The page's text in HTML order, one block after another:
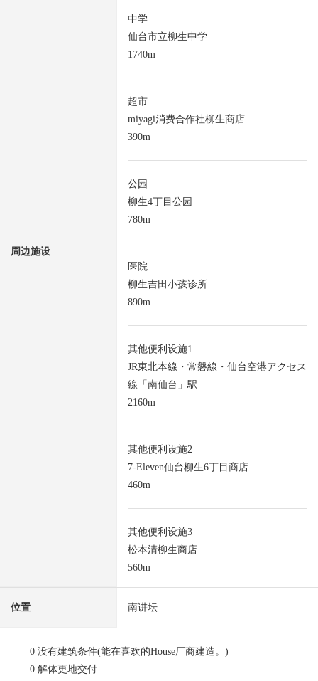
周边施设
中学
仙台市立柳生中学
1740m
超市
miyagi消费合作社柳生商店
390m
公园
柳生4丁目公园
780m
医院
柳生吉田小孩诊所
890m
其他便利设施1
JR東北本線・常磐線・仙台空港アクセス
線「南仙台」駅
2160m
其他便利设施2
7-Eleven仙台柳生6丁目商店
460m
其他便利设施3
松本清柳生商店
560m
位置 南讲坛
0 没有建筑条件(能在喜欢的House厂商建造。)
0 解体更地交付